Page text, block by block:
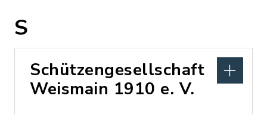
S
Schützengesellschaft
Weismain 1910 e. V.